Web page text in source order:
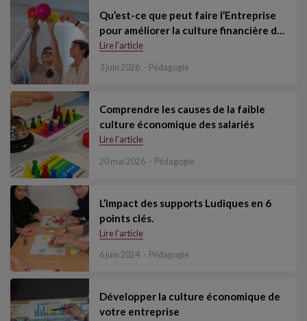
Qu’est-ce que peut faire l’Entreprise
pour améliorer la culture financière d…
Lire l'article
3 juin 2026 Pédagogie
Comprendre les causes de la faible
culture économique des salariés
Lire l'article
20 mai 2026 Pédagogie
L’impact des supports Ludiques en 6
points clés.
Lire l'article
6 juin 2024 Pédagogie
Développer la culture économique de
votre entreprise